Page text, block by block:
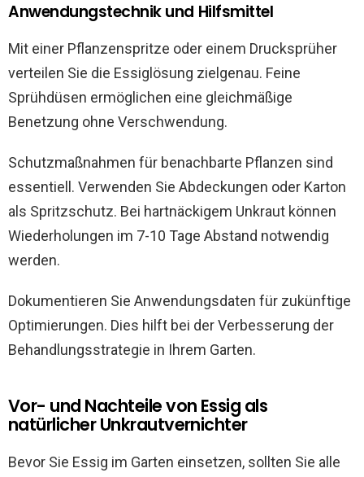
Anwendungstechnik und Hilfsmittel
Mit einer Pflanzenspritze oder einem Drucksprüher
verteilen Sie die Essiglösung zielgenau. Feine
Sprühdüsen ermöglichen eine gleichmäßige
Benetzung ohne Verschwendung.
Schutzmaßnahmen für benachbarte Pflanzen sind
essentiell. Verwenden Sie Abdeckungen oder Karton
als Spritzschutz. Bei hartnäckigem Unkraut können
Wiederholungen im 7-10 Tage Abstand notwendig
werden.
Dokumentieren Sie Anwendungsdaten für zukünftige
Optimierungen. Dies hilft bei der Verbesserung der
Behandlungsstrategie in Ihrem Garten.
Vor- und Nachteile von Essig als
natürlicher Unkrautvernichter
Bevor Sie Essig im Garten einsetzen, sollten Sie alle